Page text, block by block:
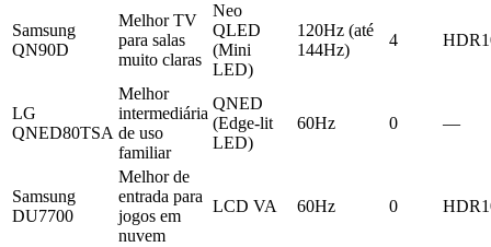
Samsung
QN90D
Melhor TV
para salas
muito claras
Neo
QLED
(Mini
LED)
120Hz (até
144Hz)
4
LG
QNED80TSA
Melhor
intermediária
de uso
familiar
QNED
(Edge-lit
LED)
60Hz 0 —
Samsung
DU7700
Melhor de
entrada para
jogos em
nuvem
LCD VA 60Hz 0